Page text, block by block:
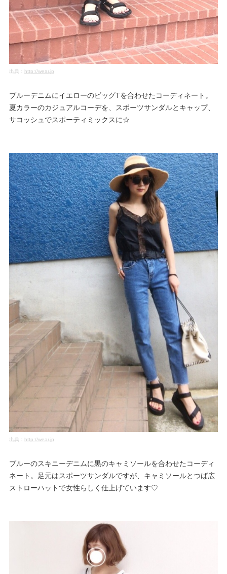
出典： http://wear.jp
ブルーデニムにイエローのビッグTを合わせたコーディネート。
夏カラーのカジュアルコーデを、スポーツサンダルとキャップ、
サコッシュでスポーティミックスに☆
出典： http://wear.jp
ブルーのスキニーデニムに黒のキャミソールを合わせたコーディ
ネート。足元はスポーツサンダルですが、キャミソールとつば広
ストローハットで女性らしく仕上げています♡